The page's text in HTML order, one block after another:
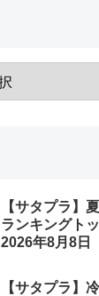
【サタプラ】
ランキングト
2026年8月8日
【サタプラ】